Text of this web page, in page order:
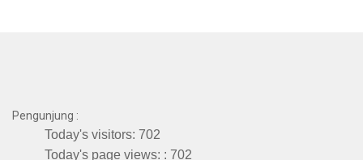
Pengunjung :
Today's visitors: 702
Today's page views: : 702